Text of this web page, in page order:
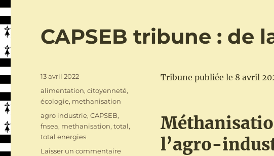
CAPSEB tribune : de
Tribune publiée le 8 avril
l’agro-
Publié
le
13 avril 2022
Catégories
alimentation,citoyenneté,
écologie, methanisation
Étiquettes
agro industrie,CAPSEB,
fnsea, methanisation,total,
total energies
Laisser un commentairesur